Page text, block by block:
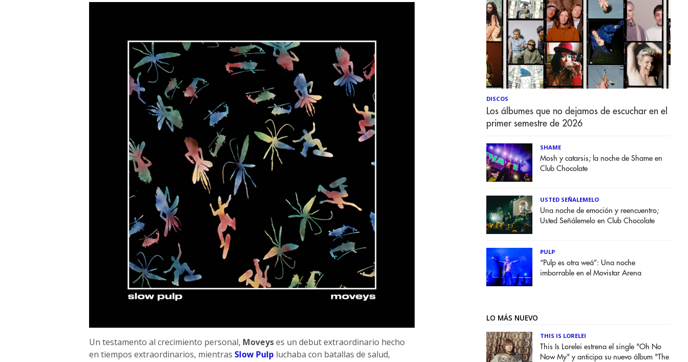
Un testamento al crecimiento personal, Moveyses un debut extraordinario hecho
en tiempos extraordinarios, mientras Slow Pulp luchaba con batallas de salud,
DISCOS
Los álbumes que no dejamos de escuchar en el
primer semestre de 2026
SHAME
Mosh y catarsis; la noche de Shame en
Club Chocolate
USTED SEÑALEMELO
Una noche de emoción y reencuentro;
Usted Señálemelo en Club Chocolate
PULP
“Pulp es otra weá”: Una noche
imborrable en el Movistar Arena
LO MÁS NUEVO
THIS IS LORELEI
This Is Lorelei estrena el single "Oh No
Now My" y anticipa su nuevo álbum "The